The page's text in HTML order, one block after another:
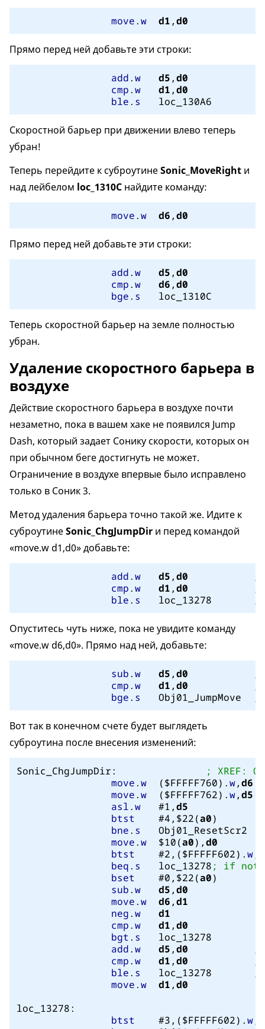
move.w d1 ,d0
Прямо перед ней добавьте эти строки:
add.w d5 ,d0
cmp.w d1 ,d0
ble. s
	loc_130A6
Скоростной барьер при движении влево теперь
убран!
Теперь перейдите к суброутинеSonic_MoveRight и
над лейбелом loc_1310C найдите команду:
move.w d6 ,d0
Прямо перед ней добавьте эти строки:
add.w d5 ,d0
cmp.w d6 ,d0
bge. s
	loc_1310C
Теперь скоростной барьер на земле полностью
убран.
Удаление скоростного барьера в
воздухе
Действие скоростного барьера в воздухе почти
незаметно, пока в вашем хаке не появился Jump
Dash, который задает Сонику скорости, которых он
при обычном беге достигнуть не может.
Ограничение в воздухе впервые было исправлено
только в Соник 3.
Метод удаления барьера точно такой же. Идите к
суброутинеSonic_ChgJumpDir и перед командой
«move.w d1,d0» добавьте:
add.w d5 ,d0
cmp.w d1 ,d0
ble. s
Опуститесь чуть ниже, пока не увидите команду
«move.w d6,d0». Прямо над ней, добавьте:
sub.w d5 ,d0
cmp.w d1 ,d0
bge. s
Вот так в конечном счете будет выглядеть
суброутина после внесения изменений:
; XREF:
move.w
	($FFFFF760).
w,d6
move.w
	($FFFFF762).
w,d5
asl.w
	#1,
d5
btst
	#4,$22(
a0)
bne. s
move.w
	$10(
a0),d0
btst
	#2,($FFFFF602).
w
beq. s
	loc_13278
bset
	#0,$22(
a0)
sub.w d5 ,d0
move.w d6 ,d1
neg.w
d1
cmp.w d1 ,d0
bgt. s
add.w d5 ,d0
cmp.w d1 ,d0
ble. s
move.w d1 ,d0
loc_13278:
btst
	#3,($FFFFF602).
w